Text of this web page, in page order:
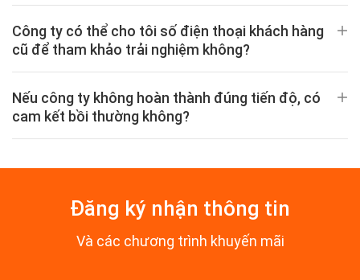
Công ty có thể cho tôi số điện thoại khách hàng
cũ để tham khảo trải nghiệm không?
Nếu công ty không hoàn thành đúng tiến độ, có
cam kết bồi thường không?
Đăng ký nhận thông tin
Và các chương trình khuyến mãi